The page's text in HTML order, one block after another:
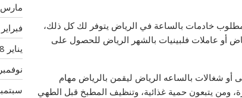
خادمات بالساعة في الرياض يتوفر لك كل ذلك،
أو عاملات فلبينيات بالشهر الرياض للحصول على
أو شغالات بالساعه الرياض ليقمن بالرياض مهام
ومن يتبعون حمية غذائية، وتنظيف المطبخ قبل الطهي
مارس 2018
فبراير 2018
يناير 2018
نوفمبر 2016
سبتمبر